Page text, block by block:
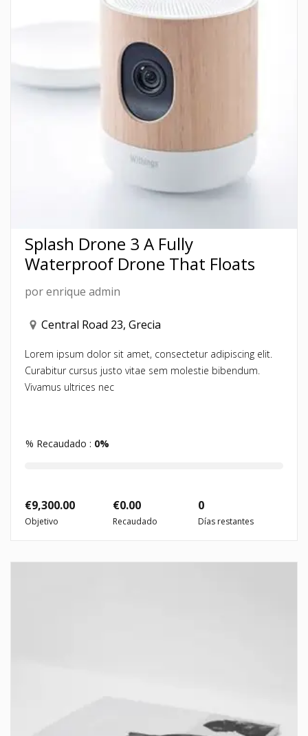
Splash Drone 3 A Fully
Waterproof Drone That Floats
porenrique admin
Central Road 23, Grecia
Lorem ipsum dolor sit amet, consectetur adipiscing elit.
Curabitur cursus justo vitae sem molestie bibendum.
Vivamus ultrices nec
% Recaudado : 0%
€9,300.00
Objetivo
0
Días restantes
€0.00
Recaudado